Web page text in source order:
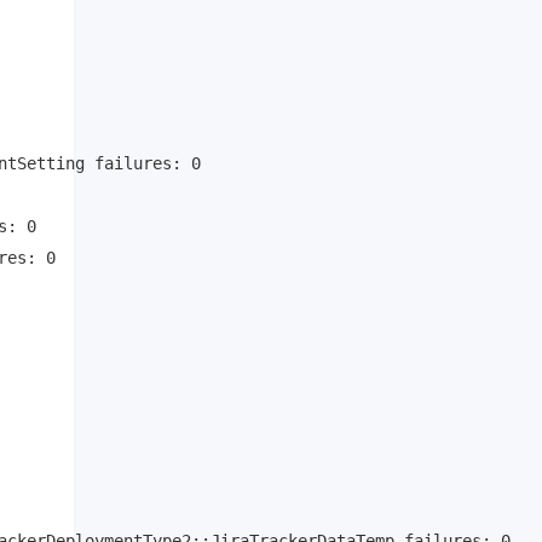
failures: 0
0
0